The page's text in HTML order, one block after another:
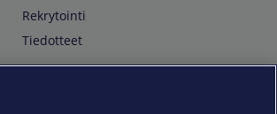
Rekrytointi
Tiedotteet